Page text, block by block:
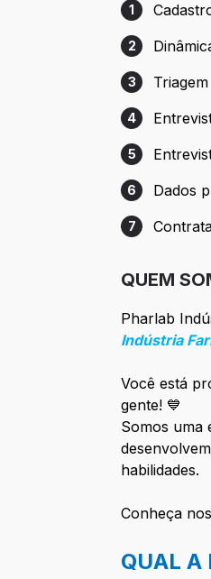
Etapa 1:
1
Etapa 2:
2
Etapa 3:
3 Triagem
Etapa 4:
4
Etapa 5:
5
Etapa 6:
6 Dados
Etapa 7:
7
QUEM
Pharlab
Indústria
Você está
gente! 💙
Somos uma
habilidades.
Conheça
QUAL A